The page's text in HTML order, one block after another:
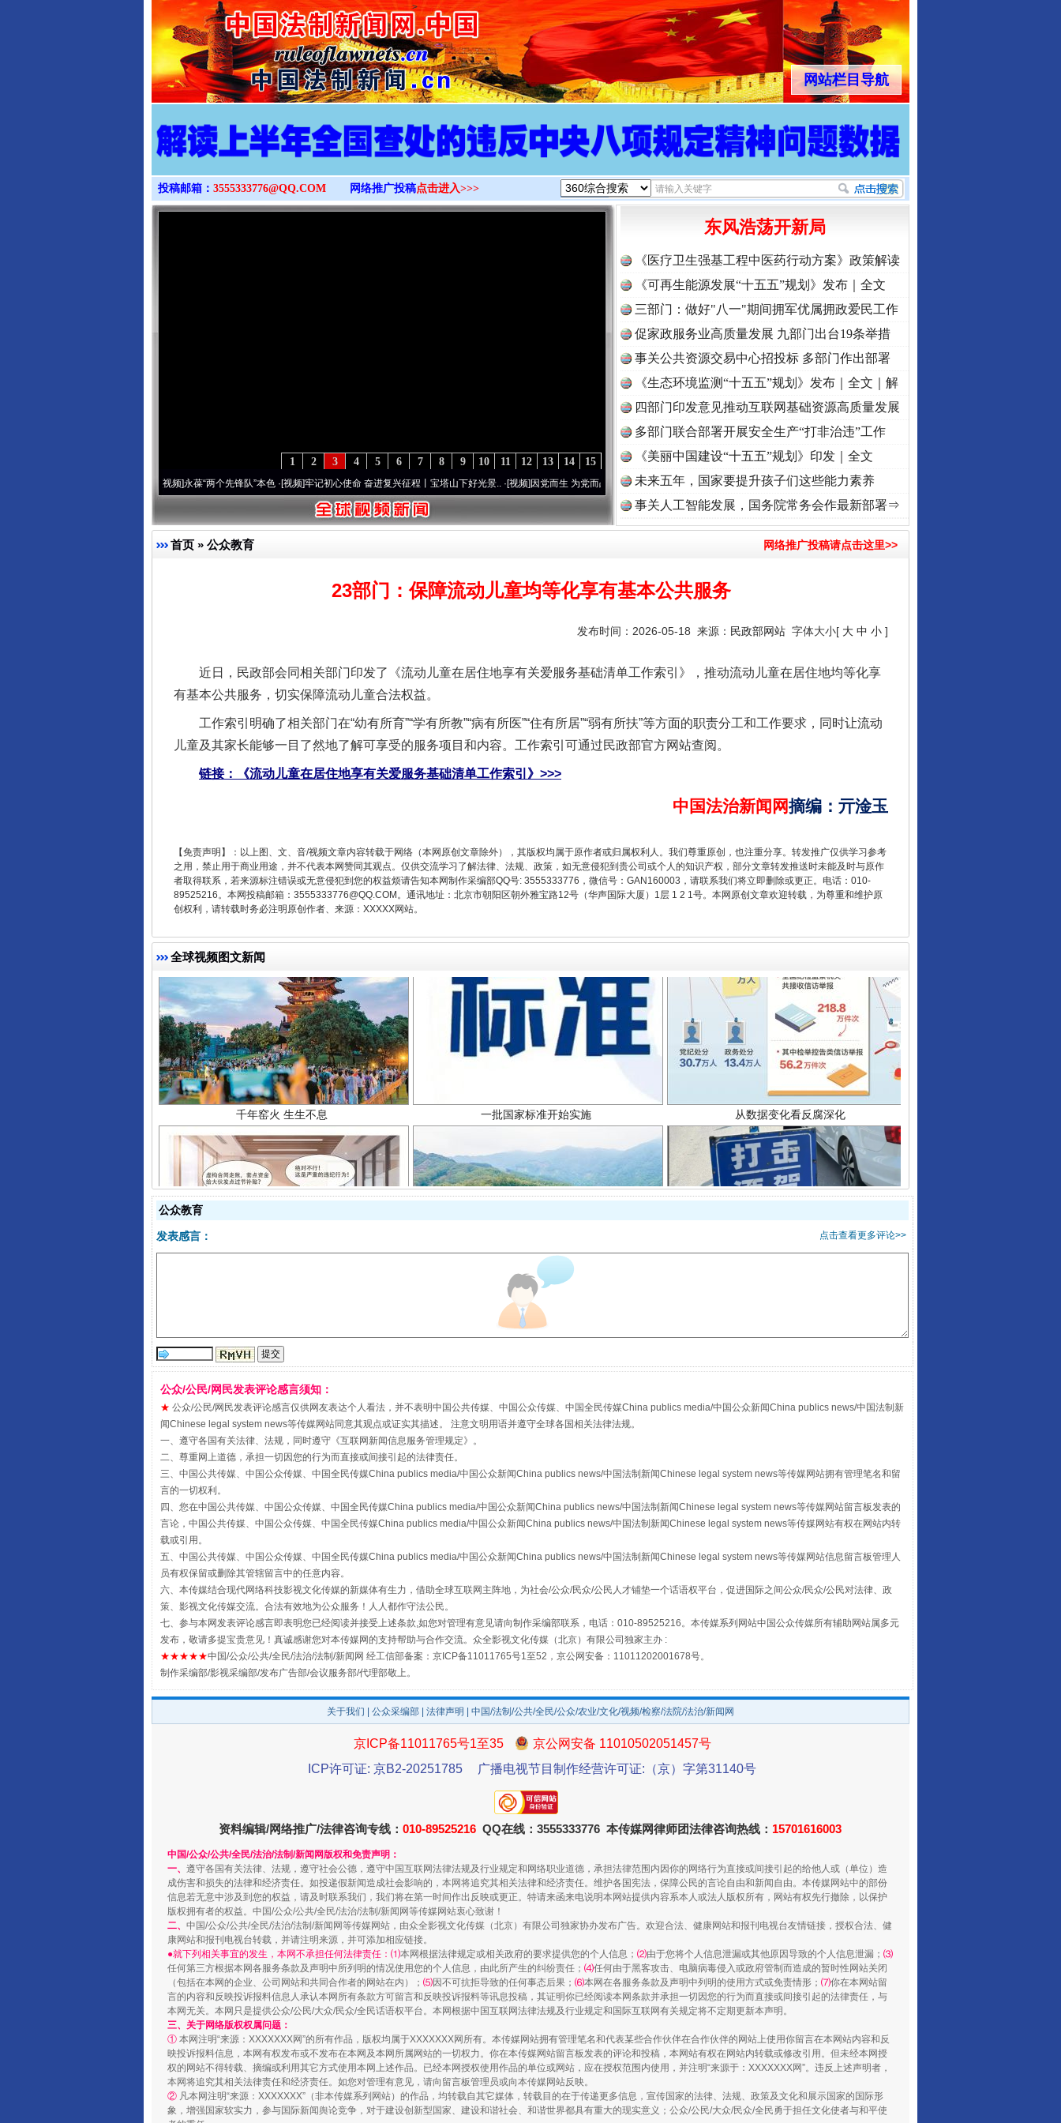
>
网站栏目导航
投稿邮箱： 3555333776@QQ.COM 网络推广投稿点击进入>>>
15
14
13
12
11
10
9
8
7
6
5
4
3
2
1
永葆“两个先锋队”本色·[视频]牢记初心使命 奋进复兴征程丨宝塔山下好光景..·[视频]因党而生 为党而战——百年“纪”事⑧加强纪律.. ·[视频]牢记初心使命 奋进复兴征程丨“转折之城”激荡..
东风浩荡开新局
《医疗卫生强基工程中医药行动方案》政策解读
《可再生能源发展“十五五”规划》发布｜全文
三部门：做好"八一"期间拥军优属拥政爱民工作
促家政服务业高质量发展 九部门出台19条举措
事关公共资源交易中心招投标 多部门作出部署
《生态环境监测“十五五”规划》发布｜全文｜解
读
四部门印发意见推动互联网基础资源高质量发展
多部门联合部署开展安全生产“打非治违”工作
《美丽中国建设“十五五”规划》印发｜全文
未来五年，国家要提升孩子们这些能力素养
事关人工智能发展，国务院常务会作最新部署⇒
首页 » 公众教育 网络推广投稿请点击这里>>
23部门：保障流动儿童均等化享有基本公共服务
发布时间：2026-05-18 来源： 民政部网站 字体大小[ 大 中 小 ]
近日，民政部会同相关部门印发了《流动儿童在居住地享有关爱服务基础清单工作索引》，推动流动儿童在居住地均等化享
有基本公共服务，切实保障流动儿童合法权益。
工作索引明确了相关部门在“幼有所育”“学有所教”“病有所医”“住有所居”“弱有所扶”等方面的职责分工和工作要求，同时让流动
儿童及其家长能够一目了然地了解可享受的服务项目和内容。工作索引可通过民政部官方网站查阅。
链接：《流动儿童在居住地享有关爱服务基础清单工作索引》>>>
中国法治新闻网摘编 ： 亓淦玉
【免责声明】：以上图、文、音/视频文章内容转载于网络（本网原创文章除外），其版权均属于原作者或归属权利人。我们尊重原创，也注重分享。转发推广仅供学习参考
之用，禁止用于商业用途，并不代表本网赞同其观点。仅供交流学习了解法律、法规、政策，如无意侵犯到贵公司或个人的知识产权，部分文章转发推送时未能及时与原作
者取得联系，若来源标注错误或无意侵犯到您的权益烦请告知本网制作采编部QQ号: 3555333776，微信号：GAN160003，请联系我们将立即删除或更正。电话：010-
89525216。本网投稿邮箱：3555333776@QQ.COM。通讯地址：北京市朝阳区朝外雅宝路12号（华声国际大厦）1层 1 2 1号。本网原创文章欢迎转载，为尊重和维护原
创权利，请转载时务必注明原创作者、来源：XXXXX网站。
全球视频图文新闻
一纸欠条伤亲情 巡回调解促和解.. 行业协会接连发公告
千年窑火 生生不息 一批国家标准开始实施 从数据变化看反腐深化
揭开“小金库”的免责幌子 以产业富民促振兴 酒驾未被当场查获能处罚吗
受贿1.44亿！段成刚被判无期
全民健身五年计划来了！等你上场
阿坝州三大球赛在茂县开幕 规模最大的光氢储一体化项目 走走走！国家喊你健身啦
国家大学科技园优化重塑工作 镜头丨大暑三秋近 山西：不断增强治理腐败综合效能
公众教育
点击查看更多评论>>
发表感言：
公众/公民/网民发表评论感言须知：
★ 公众/公民/网民发表评论感言仅供网友表达个人看法，并不表明中国公共传媒、中国公众传媒、中国全民传媒China publics media/中国公众新闻China publics news/中国法制新
闻Chinese legal system news等传媒网站同意其观点或证实其描述。 注意文明用语并遵守全球各国相关法律法规。
一、遵守各国有关法律、法规，同时遵守《互联网新闻信息服务管理规定》。
二、尊重网上道德，承担一切因您的行为而直接或间接引起的法律责任。
三、中国公共传媒、中国公众传媒、中国全民传媒China publics media/中国公众新闻China publics news/中国法制新闻Chinese legal system news等传媒网站拥有管理笔名和留
言的一切权利。
四、您在中国公共传媒、中国公众传媒、中国全民传媒China publics media/中国公众新闻China publics news/中国法制新闻Chinese legal system news等传媒网站留言板发表的
言论，中国公共传媒、中国公众传媒、中国全民传媒China publics media/中国公众新闻China publics news/中国法制新闻Chinese legal system news等传媒网站有权在网站内转
载或引用。
五、中国公共传媒、中国公众传媒、中国全民传媒China publics media/中国公众新闻China publics news/中国法制新闻Chinese legal system news等传媒网站信息留言板管理人
员有权保留或删除其管辖留言中的任意内容。
六、本传媒结合现代网络科技影视文化传媒的新媒体有生力，借助全球互联网主阵地，为社会/公众/民众/公民人才铺垫一个话语权平台，促进国际之间公众/民众/公民对法律、政
策、影视文化传媒交流。合法有效地为公众服务！人人都作守法公民。
七、参与本网发表评论感言即表明您已经阅读并接受上述条款,如您对管理有意见请向制作采编部联系，电话：010-89525216。本传媒系列网站中国公众传媒所有辅助网站属多元
发布，敬请多提宝贵意见！真诚感谢您对本传媒网的支持帮助与合作交流。众全影视文化传媒（北京）有限公司独家主办 :
★★★★★中国/公众/公共/全民/法治/法制/新闻网 经工信部备案：京ICP备11011765号1至52，京公网安备：11011202001678号。
制作采编部/影视采编部/发布广告部/会议服务部/代理部敬上。
关于我们 公众采编部 法律声明 | 中国/法制/公共/全民/公众/农业/文化/视频/检察/法院/法治/新闻网
京ICP备11011765号1至35
京公网安备 11010502051457号
ICP许可证: 京B2-20251785
广播电视节目制作经营许可证:（京）字第31140号
资料编辑/网络推广/法律咨询专线： 010-89525216 QQ在线：3555333776 本传媒网律师团法律咨询热线： 15701616003
中国/公众/公共/全民/法治/法制/新闻网版权和免责声明：
一、 遵守各国有关法律、法规，遵守社会公德，遵守中国互联网法律法规及行业规定和网络职业道德，承担法律范围内因你的网络行为直接或间接引起的给他人或（单位）造
成伤害和损失的法律和经济责任。如投递假新闻造成社会影响的，本网将追究其相关法律和经济责任。维护各国宪法，保障公民的言论自由和新闻自由。本传媒网站中的部份
信息若无意中涉及到您的权益，请及时联系我们，我们将在第一时间作出反映或更正。特请来函来电说明本网站提供内容系本人或法人版权所有，网站有权先行撤除，以保护
版权拥有者的权益。中国/公众/公共/全民/法治/法制/新闻网等传媒网站衷心致谢！
二、 中国/公众/公共/全民/法治/法制/新闻网等传媒网站，由众全影视文化传媒（北京）有限公司独家协办发布广告。欢迎合法、健康网站和报刊电视台友情链接，授权合法、健
康网站和报刊电视台转载，并请注明来源，并可添加相应链接。
●就下列相关事宜的发生，本网不承担任何法律责任：⑴本网根据法律规定或相关政府的要求提供您的个人信息； ⑵由于您将个人信息泄漏或其他原因导致的个人信息泄漏； ⑶
任何第三方根据本网各服务条款及声明中所列明的情况使用您的个人信息，由此所产生的纠纷责任； ⑷任何由于黑客攻击、电脑病毒侵入或政府管制而造成的暂时性网站关闭
（包括在本网的企业、公司网站和共同合作者的网站在内）； ⑸因不可抗拒导致的任何事态后果； ⑹本网在各服务条款及声明中列明的使用方式或免责情形； ⑺你在本网站留
言的内容和反映投诉报料信息人承认本网所有条款方可留言和反映投诉报料等讯息投稿，其证明你已经阅读本网条款并承担一切因您的行为而直接或间接引起的法律责任，与
本网无关。本网只是提供公众/公民/大众/民众/全民话语权平台。本网根据中国互联网法律法规及行业规定和国际互联网有关规定将不定期更新本声明。
三、关于网络版权权属问题：
① 本网注明“来源：XXXXXXX网”的所有作品，版权均属于XXXXXXX网所有。本传媒网站拥有管理笔名和代表某些合作伙伴在合作伙伴的网站上使用你留言在本网站内容和反
映投诉报料信息，本网有权发布或不发布在本网及本网所属网站的一切权力。你在本传媒网站留言板发表的评论和投稿，本网站有权在网站内转载或修改引用。但未经本网授
权的网站不得转载、摘编或利用其它方式使用本网上述作品。已经本网授权使用作品的单位或网站，应在授权范围内使用，并注明“来源于：XXXXXXX网”。违反上述声明者，
本网将追究其相关法律责任和经济责任。如您对管理有意见，请向留言板管理员或向本传媒网站反映。
② 凡本网注明“来源：XXXXXXX”（非本传媒系列网站）的作品，均转载自其它媒体，转载目的在于传递更多信息，宣传国家的法律、法规、政策及文化和展示国家的国际形
象，增强国家软实力，参与国际新闻舆论竞争，对于建设创新型国家、建设和谐社会、和谐世界都具有重大的现实意义；公众/公民/大众/民众/全民勇于担任文化使者与和平使